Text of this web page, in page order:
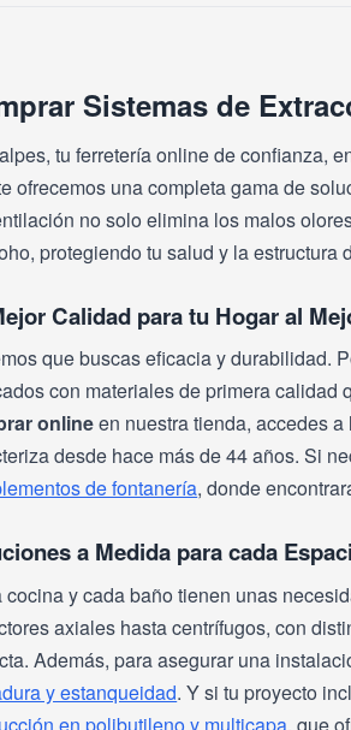
Sistemas de
tu ferretería online de confianza,
ofrecemos una completa gama de
no solo elimina los malos
protegiendo tu salud y la estructura
Calidad para tu Hogar al
que buscas eficacia y durabilidad.
con materiales de primera calidad
onlineen nuestra tienda, accedes
desde hace más de 44 años. Si
de fontanería, donde
a Medida para cada
cocina y cada baño tienen unas
axiales hasta centrífugos, con
Además, para asegurar una
y estanqueidad. Y si tu proyecto
en polibutileno y multicapa, que